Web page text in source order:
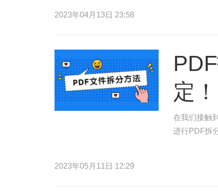
2023年04月13日 23:58
定！
在我们接触
进行PDF拆
2023年05月11日 12:29